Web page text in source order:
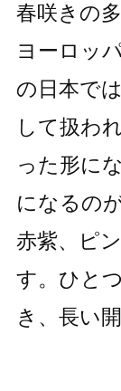
春咲きの
ヨーロッ
の日本で
して扱わ
った形に
になるの
赤紫、ピ
す。ひと
き、長い